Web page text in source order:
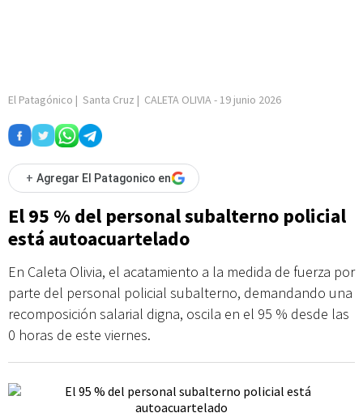
El Patagónico | Santa Cruz | CALETA OLIVIA- 19 junio 2026
+ Agregar El Patagonico en
El 95 % del personal subalterno policial
está autoacuartelado
En Caleta Olivia, el acatamiento a la medida de fuerza por
parte del personal policial subalterno, demandando una
recomposición salarial digna, oscila en el 95 % desde las
0 horas de este viernes.